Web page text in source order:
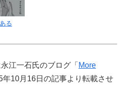
る
江一石氏のブログ「 More
年10月16日の記事より転載させ